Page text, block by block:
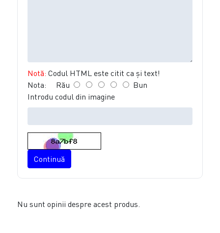
Notă: Codul HTML este citit ca şi text!
Nota: Rău
Bun
Introdu codul din imagine
Continuă
Nu sunt opinii despre acest produs.